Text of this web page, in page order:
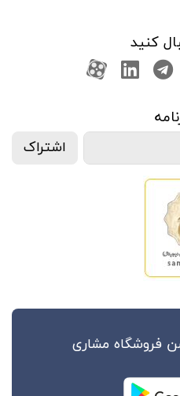
کنید
کانال تلگرام
کانال لینکدین
آپارات
اشتراک
فروشگاه مشاری